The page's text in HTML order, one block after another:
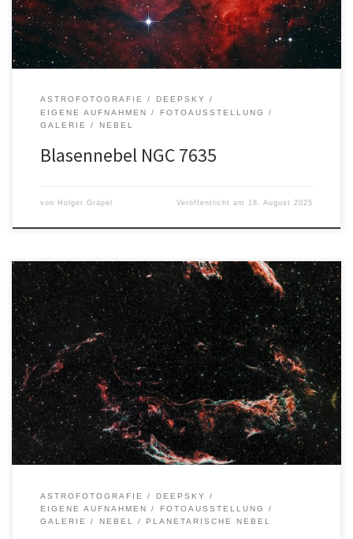
ASTROFOTOGRAFIE
DEEPSKY
EIGENE AUFNAHMEN
FOTOAUSSTELLUNG
GALERIE
NEBEL
Blasennebel NGC 7635
von Holger Gräpel Veröffentlicht am 18. August 2025
Autor: Holger GräpelOrt: Felm Entfernung: ca. 1500
LichtjahreSternbild: Schwan Aufnahmedaten: Alle Bilder, Texte und
Logos sind urheberrechtlich geschützt. Die Rechte liegen bei
dem/der jeweiligen Urheber*in.
ASTROFOTOGRAFIE
DEEPSKY
EIGENE AUFNAHMEN
FOTOAUSSTELLUNG
GALERIE
NEBEL PLANETARISCHE NEBEL